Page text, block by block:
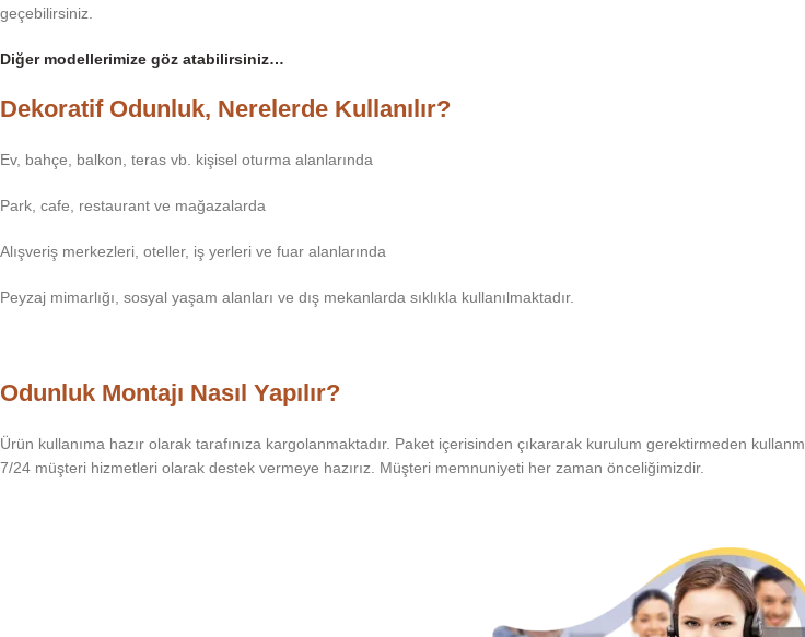
geçebilirsiniz.
Diğer modellerimize göz atabilirsiniz…
Dekoratif Odunluk, Nerelerde Kullanılır?
Ev, bahçe, balkon, teras vb. kişisel oturma alanlarında
Park, cafe, restaurant ve mağazalarda
Alışveriş merkezleri, oteller, iş yerleri ve fuar alanlarında
Peyzaj mimarlığı, sosyal yaşam alanları ve dış mekanlarda sıklıkla kullanılmaktadır.
Odunluk Montajı Nasıl Yapılır?
Ürün kullanıma hazır olarak tarafınıza kargolanmaktadır. Paket içerisinden çıkararak kurulum gerektirmeden
7/24 müşteri hizmetleri olarak destek vermeye hazırız. Müşteri memnuniyeti her zaman önceliğimizdir.